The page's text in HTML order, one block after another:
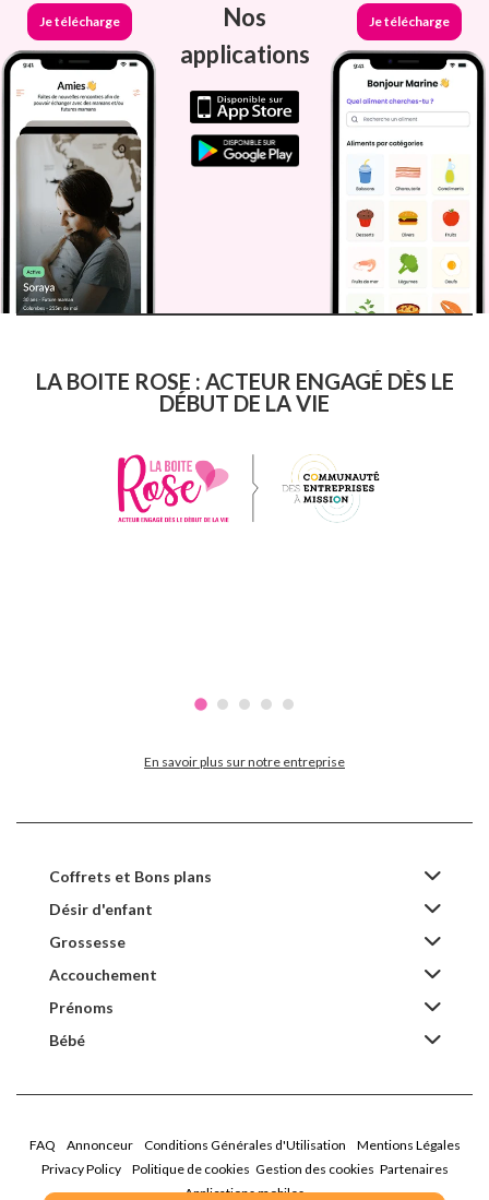
Je télécharge
Nos
applications
Je télécharge
LA BOITE ROSE : ACTEUR ENGAGÉ DÈS LE
DÉBUT DE LA VIE
En savoir plus sur notre entreprise
Coffrets et Bons plans
Désir d'enfant
Grossesse
Accouchement
Prénoms
Bébé
FAQ Annonceur Conditions Générales d'Utilisation
Mentions Légales
Privacy Policy
Politique de cookies Gestion des cookies Partenaires
Applications mobiles